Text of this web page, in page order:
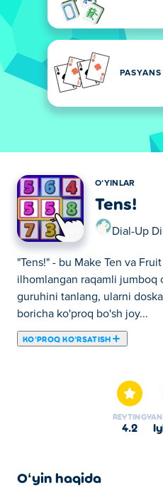
OʻYINLAR
Tens!
Dial-Up
"Tens!" - bu Make Ten va
ilhomlangan raqamli jumboq
guruhini tanlang, ularni
boricha ko'proq bo'sh joy...
KOʻPROQ KOʻRSATISH
guruhini tanlang, ularni
boricha ko'proq bo'sh joy
taymersiz, bu strategiya
qidirishda davom eting.
REYTING
4.2
Oʻyin haqida